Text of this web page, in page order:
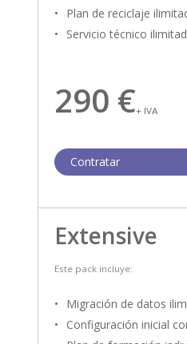
Plan de reciclaje
Servicio técnico
290 €+ IVA
Contratar
Extensive
Este pack incluye:
Migración de datos
Configuración inicial